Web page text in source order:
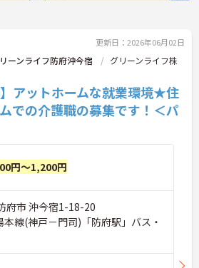
更新日：2026年06月02日
ーンライフ防府沖今宿
グリーンライフ株
】アットホームな就業環境★住
での介護職の募集です！＜パ
円～1,200円
府市 沖今宿1-18-20
本線(神戸－門司)「防府駅」バス・